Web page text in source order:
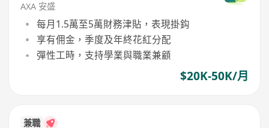
AXA 安盛
每月1.5萬至5萬財務津貼，表現掛鈎
享有佣金，季度及年終花紅分配
彈性工時，支持學業與職業兼顧
$20K-50K/月
兼職